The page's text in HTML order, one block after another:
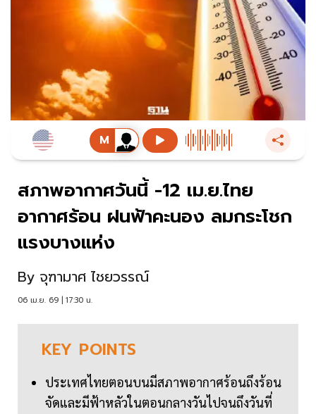
สภาพอากาศวันนี้ -12 เม.ย.ไทย
อากาศร้อน ฝนฟ้าคะนอง ลมกระโชก
แรงบางแห่ง
By จุฑามาศ ไชยวรรณ์
06 เม.ย. 69 | 17:30 น.
KEY POINTS
ประเทศไทยตอนบนมีสภาพอากาศร้อนถึงร้อน
จัดและมีฟ้าหลัวในตอนกลางวันไปจนถึงวันที่